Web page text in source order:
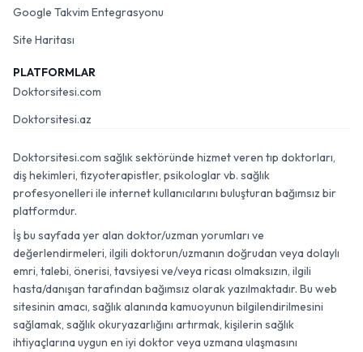
Google Takvim Entegrasyonu
Site Haritası
PLATFORMLAR
Doktorsitesi.com
Doktorsitesi.az
Doktorsitesi.com sağlık sektöründe hizmet veren tıp doktorları,
diş hekimleri, fizyoterapistler, psikologlar vb. sağlık
profesyonelleri ile internet kullanıcılarını buluşturan bağımsız bir
platformdur.
İş bu sayfada yer alan doktor/uzman yorumları ve
değerlendirmeleri, ilgili doktorun/uzmanın doğrudan veya dolaylı
emri, talebi, önerisi, tavsiyesi ve/veya ricası olmaksızın, ilgili
hasta/danışan tarafından bağımsız olarak yazılmaktadır. Bu web
sitesinin amacı, sağlık alanında kamuoyunun bilgilendirilmesini
sağlamak, sağlık okuryazarlığını artırmak, kişilerin sağlık
ihtiyaçlarına uygun en iyi doktor veya uzmana ulaşmasını